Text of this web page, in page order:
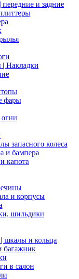
и задние
| Накладки
фары
запасного колеса
и бампера
капота
и корпусы
шильдики
шкалы и кольца
багажник
в салон